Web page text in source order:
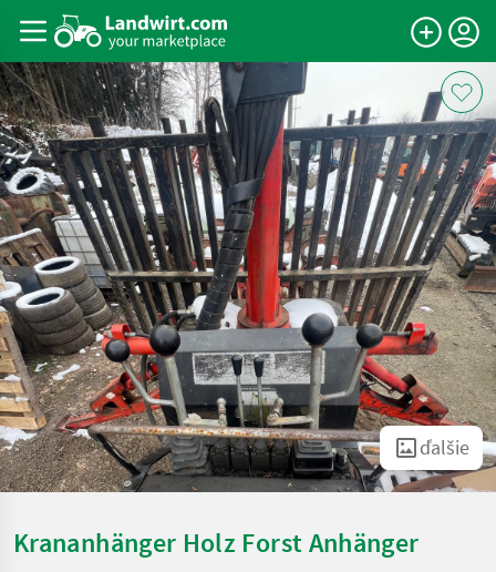
ďalšie
Krananhänger Holz Forst Anhänger